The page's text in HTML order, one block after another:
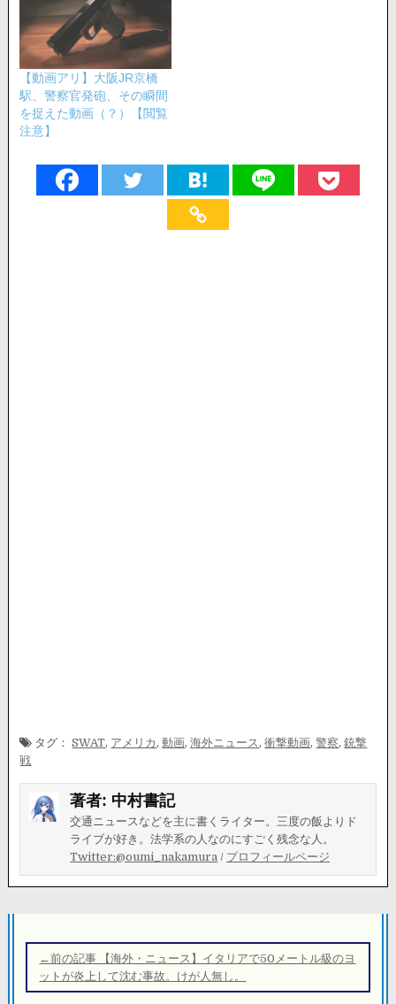
【動画アリ】大阪JR京橋
駅、警察官発砲、その瞬間
を捉えた動画（？）【閲覧
注意】
タグ：SWAT, アメリカ ,動画,海外ニュース ,衝撃動画,警察,銃撃
戦
著者: 中村書記
交通ニュースなどを主に書くライター。三度の飯よりド
ライブが好き。法学系の人なのにすごく残念な人。
Twitter:@oumi_nakamura / プロフィールページ
稿
ナ
←前の記事 【海外・ニュース】イタリアで50メートル級のヨ
ットが炎上して沈む事故。けが人無し。